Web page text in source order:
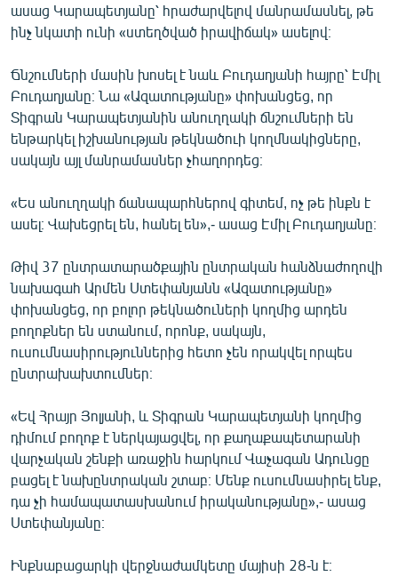
ասաց Կարապետյանը՝ հրաժարվելով մանրամասնել, թե
ինչ նկատի ունի «ստեղծված իրավիճակ» ասելով։
Ճնշումների մասին խոսել է նաև Բուդաղյանի հայրը՝ Էմիլ
Բուդաղյանը։ Նա «Ազատությանը» փոխանցեց, որ
Տիգրան Կարապետյանին անուղղակի ճնշումների են
ենթարկել իշխանության թեկնածուի կողմնակիցները,
սակայն այլ մանրամասներ չհաղորդեց։
«Ես անուղղակի ճանապարհներով գիտեմ, ոչ թե ինքն է
ասել։ Վախեցրել են, հանել են»,- ասաց Էմիլ Բուդաղյանը։
Թիվ 37 ընտրատարածքային ընտրական հանձնաժողովի
նախագահ Արմեն Ստեփանյանն «Ազատությանը»
փոխանցեց, որ բոլոր թեկնածուների կողմից արդեն
բողոքներ են ստանում, որոնք, սակայն,
ուսումնասիրություններից հետո չեն որակվել որպես
ընտրախախտումներ։
«Եվ Հրայր Յոլյանի, և Տիգրան Կարապետյանի կողմից
դիմում բողոք է ներկայացվել, որ քաղաքապետարանի
վարչական շենքի առաջին հարկում Վաչագան Ադունցը
բացել է նախընտրական շտաբ։ Մենք ուսումնասիրել ենք,
դա չի համապատասխանում իրականությանը»,- ասաց
Ստեփանյանը։
Ինքնաբացարկի վերջնաժամկետը մայիսի 28-ն է։